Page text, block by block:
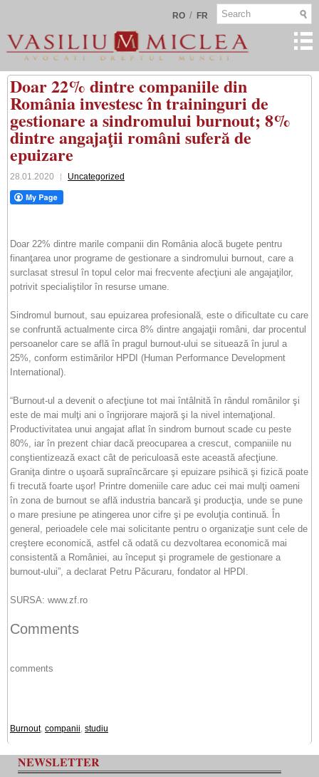
RO / FR
Doar 22% dintre companiile din
România investesc în traininguri de
gestionare a sindromului burnout; 8%
dintre angajaţii români suferă de
epuizare
28.01.2020 Uncategorized
Doar 22% dintre marile companii din România alocă bugete pentru
finanţarea unor programe de gestionare a sindromului burnout, care a
surclasat stresul în topul celor mai frecvente afecţiuni ale angajaţilor,
potrivit specialiştilor în resurse umane.
Sindromul burnout, sau epuizarea profesională, este o dificultate cu care
se confruntă actualmente circa 8% dintre angajaţii români, dar procentul
persoanelor care se află în pragul burnout-ului se situează în jurul a
25%, conform estimărilor HPDI (Human Performance Development
International).
“Burnout-ul a devenit o afecţiune tot mai întâlnită în rândul românilor şi
este de mai mulţi ani o îngrijorare majoră şi la nivel internaţional.
Productivitatea unui angajat aflat în sindrom burnout scade cu peste
80%, iar în prezent chiar dacă preocuparea a crescut, companiile nu
conştientizează exact cât de periculoasă este această afecţiune.
Graniţa dintre o uşoară supraîncărcare şi epuizare psihică şi fizică poate
fi trecută foarte uşor! Printre domeniile care aduc cei mai mulţi oameni
în zona de burnout se află industria bancară şi producţia, unde se pune
o mare presiune pe atingerea unor cifre şi pe evoluţia continuă. În
general, perioadele cele mai solicitante pentru o organizaţie sunt cele de
creştere economică, astfel că odată cu dezvoltarea economică mai
consistentă a României, au început şi programele de gestionare a
burnout-ului”, a declarat Petru Păcuraru, fondator al HPDI.
SURSA: www.zf.ro
Comments
comments
Burnout, companii, studiu
NEWSLETTER